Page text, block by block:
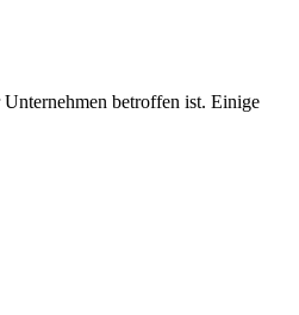
betroffen ist. Einige